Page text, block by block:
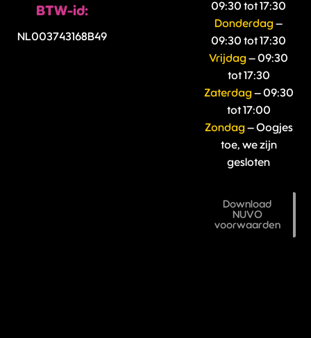
BTW-id:
NL003743168B49
09:30 tot 17:30
Donderdag–
09:30 tot 17:30
Vrijdag– 09:30
tot 17:30
Zaterdag – 09:30
tot 17:00
Zondag – Oogjes
toe, we zijn
gesloten
Download
NUVO
voorwaarden